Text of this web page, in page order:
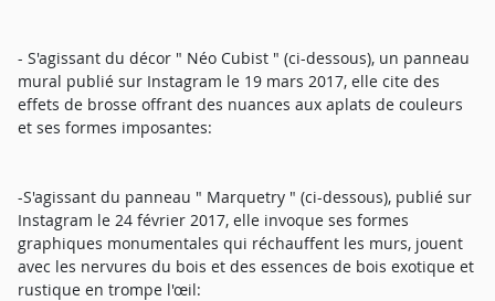
- S'agissant du décor " Néo Cubist " (ci-dessous), un panneau
mural publié sur Instagram le 19 mars 2017, elle cite des
effets de brosse offrant des nuances aux aplats de couleurs
et ses formes imposantes:
-S'agissant du panneau " Marquetry " (ci-dessous), publié sur
Instagram le 24 février 2017, elle invoque ses formes
graphiques monumentales qui réchauffent les murs, jouent
avec les nervures du bois et des essences de bois exotique et
rustique en trompe l'œil: